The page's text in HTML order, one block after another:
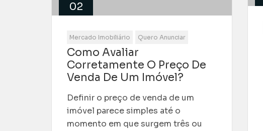
02
Mercado Imobiliário Quero Anunciar
Como Avaliar
Corretamente O Preço De
Venda De Um Imóvel?
Definir o preço de venda de um
imóvel parece simples até o
momento em que surgem três ou